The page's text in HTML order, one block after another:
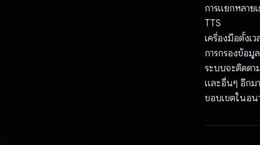
การแยกหลาย
TTS
เครื่องมือตั้งเ
การกรองข้อมู
ระบบจะติดตา
และอื่นๆ อีกม
ขอบเขตในอน